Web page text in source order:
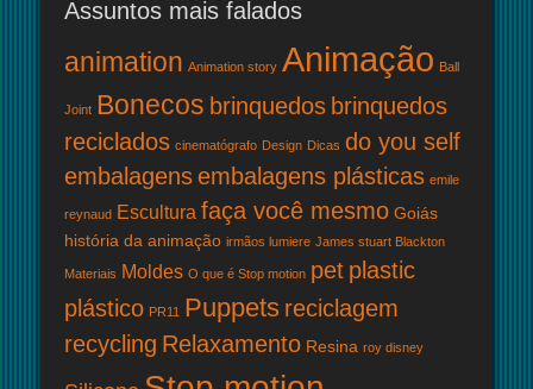
Assuntos mais falados
animation Animation story Animação Ball
Joint Bonecos brinquedos brinquedos
reciclados cinematógrafo Design Dicas do you self
embalagensembalagens plásticas emile
reynaud Escultura faça você mesmo Goiás
história da animação irmãos lumiere James stuart Blackton
Materiais Moldes O que é Stop motion pet plastic
plástico PR11 Puppets reciclagem
recycling Relaxamento Resina roy disney